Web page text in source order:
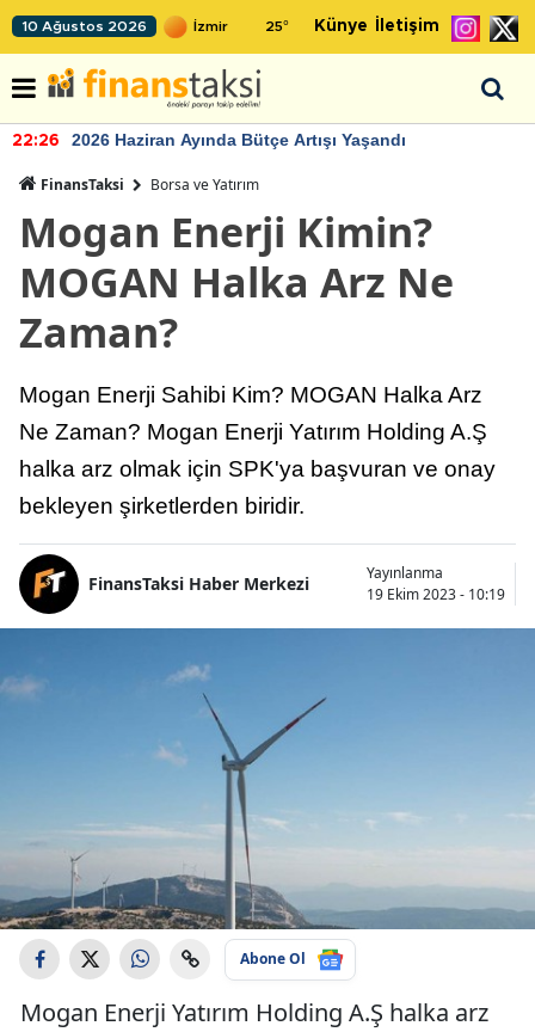
10 Ağustos 2026 25° Künye İletişim
22:26 2026 Haziran Ayında Bütçe Artışı Yaşandı
FinansTaksi Borsa ve Yatırım
Mogan Enerji Kimin?
MOGAN Halka Arz Ne
Zaman?
Mogan Enerji Sahibi Kim? MOGAN Halka Arz
Ne Zaman? Mogan Enerji Yatırım Holding A.Ş
halka arz olmak için SPK'ya başvuran ve onay
bekleyen şirketlerden biridir.
FinansTaksi Haber Merkezi
Yayınlanma
19 Ekim 2023 - 10:19
Abone Ol
Mogan Enerji Yatırım Holding A.Ş halka arz